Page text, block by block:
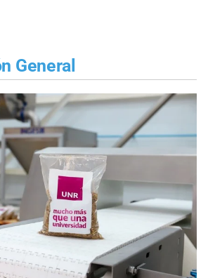
General